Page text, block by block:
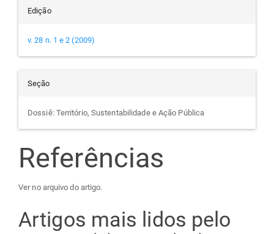
Edição
v. 28 n. 1 e 2 (2009)
Seção
Dossiê: Território, Sustentabilidade e Ação Pública
Referências
Ver no arquivo do artigo.
Artigos mais lidos pelo